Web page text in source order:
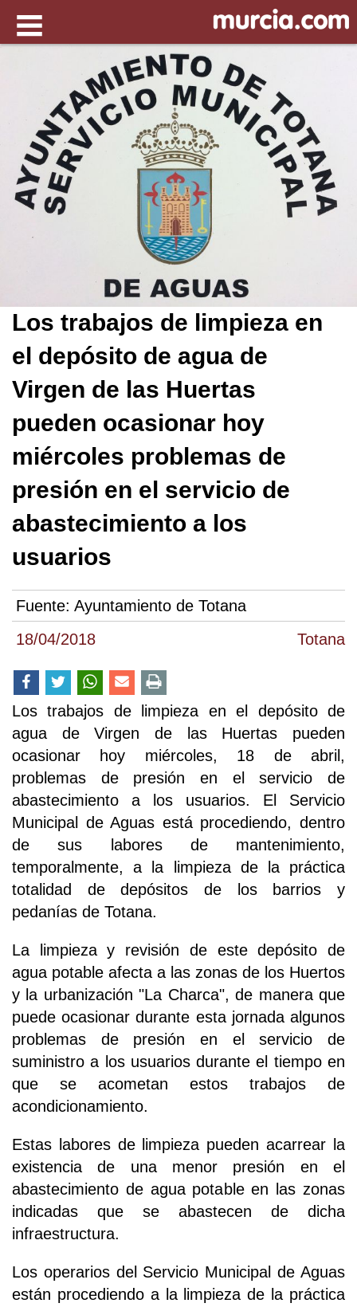
18/04/2018 Totana
Los trabajos de limpieza en
el depósito de agua de
Virgen de las Huertas
pueden ocasionar hoy
miércoles problemas de
presión en el servicio de
abastecimiento a los
usuarios
Fuente: Ayuntamiento de Totana
Los trabajos de limpieza en el depósito de
agua de Virgen de las Huertas pueden
ocasionar hoy miércoles, 18 de abril,
problemas de presión en el servicio de
abastecimiento a los usuarios. El Servicio
Municipal de Aguas está procediendo, dentro
de sus labores de mantenimiento,
temporalmente, a la limpieza de la práctica
totalidad de depósitos de los barrios y
pedanías de Totana.
La limpieza y revisión de este depósito de
agua potable afecta a las zonas de los Huertos
y la urbanización "La Charca", de manera que
puede ocasionar durante esta jornada algunos
problemas de presión en el servicio de
suministro a los usuarios durante el tiempo en
que se acometan estos trabajos de
acondicionamiento.
Estas labores de limpieza pueden acarrear la
existencia de una menor presión en el
abastecimiento de agua potable en las zonas
indicadas que se abastecen de dicha
infraestructura.
Los operarios del Servicio Municipal de Aguas
están procediendo a la limpieza de la práctica